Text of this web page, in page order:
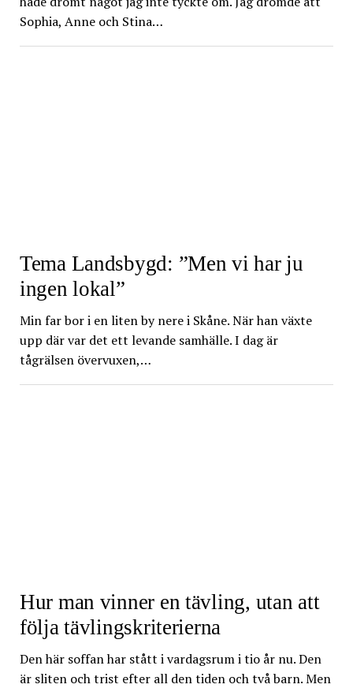
Sophia, Anne och Stina…
Tema Landsbygd: ”Men vi har ju
ingen lokal”
Min far bor i en liten by nere i Skåne. När han växte
upp där var det ett levande samhälle. I dag är
tågrälsen övervuxen,…
Hur man vinner en tävling, utan att
följa tävlingskriterierna
Den här soffan har stått i vardagsrum i tio år nu. Den
är sliten och trist efter all den tiden och två barn. Men